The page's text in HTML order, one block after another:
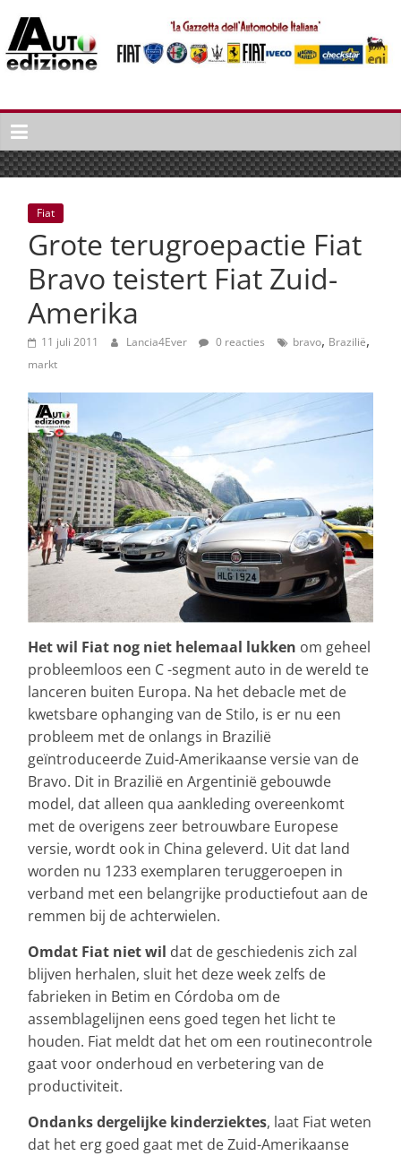
naar
inhoud
Auto
Edizione
La
Gazetta
dell'Automobile
Italiana
Italiaans
autonieuws
lifestyle
Fiat
Grote terugroepactie Fiat
Bravo teistert Fiat Zuid-
Amerika
11 juli 2011 Lancia4Ever 0 reacties bravo, Brazilië,
markt
Het wil Fiat nog niet helemaal lukken om geheel
probleemloos een C -segment auto in de wereld te
lanceren buiten Europa. Na het debacle met de
kwetsbare ophanging van de Stilo, is er nu een
probleem met de onlangs in Brazilië
geïntroduceerde Zuid-Amerikaanse versie van de
Bravo. Dit in Brazilië en Argentinië gebouwde
model, dat alleen qua aankleding overeenkomt
met de overigens zeer betrouwbare Europese
versie, wordt ook in China geleverd. Uit dat land
worden nu 1233 exemplaren teruggeroepen in
verband met een belangrijke productiefout aan de
remmen bij de achterwielen.
Omdat Fiat niet wil dat de geschiedenis zich zal
blijven herhalen, sluit het deze week zelfs de
fabrieken in Betim en Córdoba om de
assemblagelijnen eens goed tegen het licht te
houden. Fiat meldt dat het om een routinecontrole
gaat voor onderhoud en verbetering van de
productiviteit.
Ondanks dergelijke kinderziektes, laat Fiat weten
dat het erg goed gaat met de Zuid-Amerikaanse